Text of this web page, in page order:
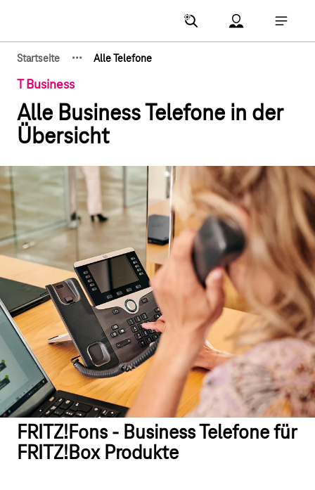
Account Menu
Startseite ··· Alle Telefone
T Business
Alle Business Telefone in der
Übersicht
FRITZ!Fons - Business Telefone für
FRITZ!Box Produkte